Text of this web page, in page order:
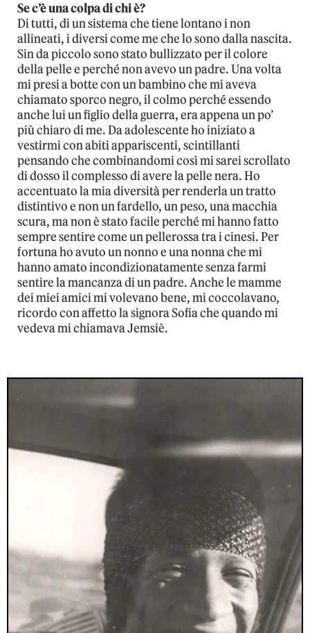
Se c’è una colpa di chi è?
Di tutti, di un sistema che tiene lontano i non
allineati, i diversi come me che lo sono dalla nascita.
Sin da piccolo sono stato bullizzato per il colore
della pelle e perché non avevo un padre. Una volta
mi presi a botte con un bambino che mi aveva
chiamato sporco negro, il colmo perché essendo
anche lui un figlio della guerra, era appena un po’
più chiaro di me. Da adolescente ho iniziato a
vestirmi con abiti appariscenti, scintillanti
pensando che combinandomi così mi sarei scrollato
di dosso il complesso di avere la pelle nera. Ho
accentuato la mia diversità per renderla un tratto
distintivo e non un fardello, un peso, una macchia
scura, ma non è stato facile perché mi hanno fatto
sempre sentire come un pellerossa tra i cinesi. Per
fortuna ho avuto un nonno e una nonna che mi
hanno amato incondizionatamente senza farmi
sentire la mancanza di un padre. Anche le mamme
dei miei amici mi volevano bene, mi coccolavano,
ricordo con affetto la signora Sofia che quando mi
vedeva mi chiamava Jemsiè.